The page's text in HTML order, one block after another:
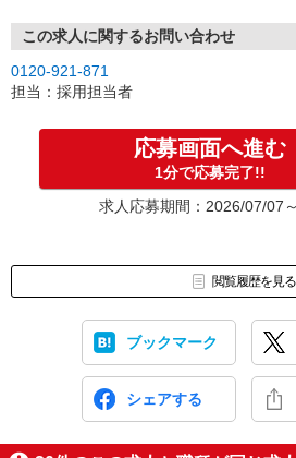
※紹介予定派遣・職業紹介などで、正職
能です。
この求人に関するお問い合わせ
0120-921-871
担当：採用担当者
応募画面へ進む
1分で応募完了!!
求人応募期間：2026/07/07
閲覧履歴を見る
ブックマーク
シェアする